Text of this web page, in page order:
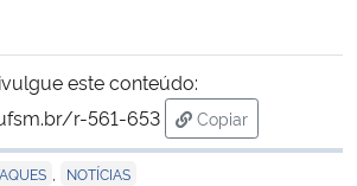
este conteúdo:
r-561-653
Copiar
para área de
NOTÍCIAS